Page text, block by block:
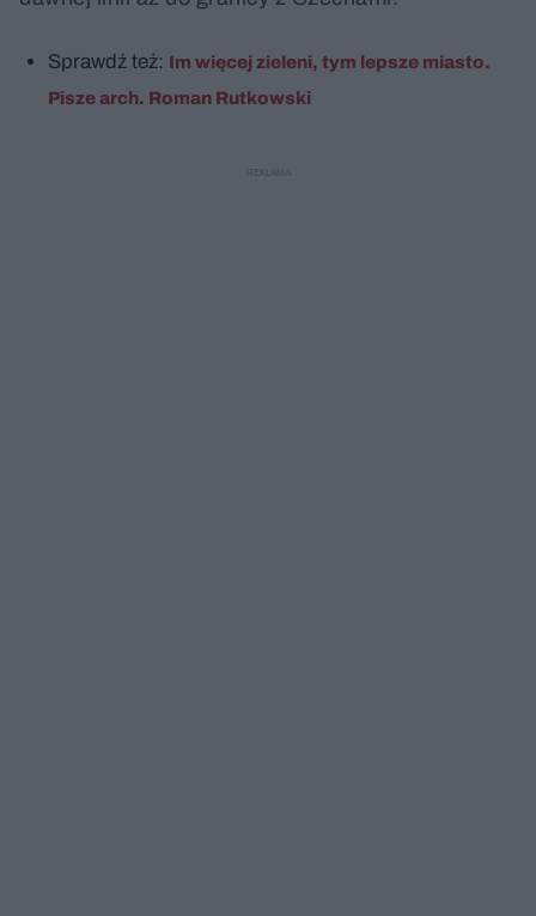
Sprawdź też: Im więcej zieleni, tym lepsze miasto.
Pisze arch. Roman Rutkowski